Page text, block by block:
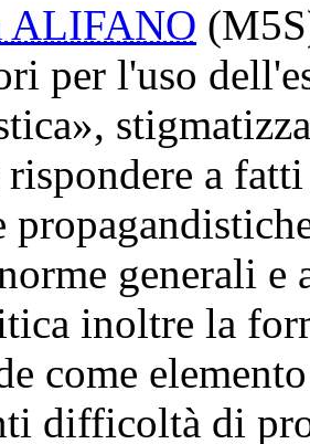
ALIFANO
per l'uso
a
generali
inoltre la
come
difficoltà di